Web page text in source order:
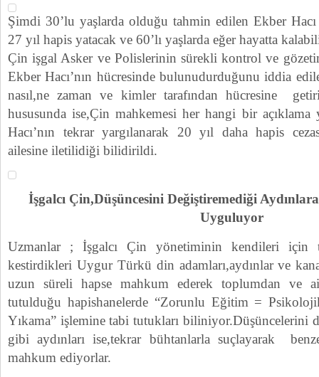
Şimdi 30’lu yaşlarda olduğu tahmin edilen Ekber
27 yıl hapis yatacak ve 60’lı yaşlarda eğer hayatta
Çin işgal Asker ve Polislerinin sürekli kontrol ve
Ekber Hacı’nın hücresinde bulunudurduğunu iddia
nasıl,ne zaman ve kimler tarafından hücresine
hususunda ise,Çin mahkemesi her hangi bir açıklama
Hacı’nın tekrar yargılanarak 20 yıl daha hapis
ailesine iletilidiği bilidirildi.
İşgalcı Çin,Düşüncesini Değiştiremediği
Uyguluyor
Uzmanlar ; İşgalcı Çin yönetiminin kendileri için
kestirdikleri Uygur Türkü din adamları,aydınlar ve
uzun süreli hapse mahkum ederek toplumdan ve
tutulduğu hapishanelerde “Zorunlu Eğitim =
Yıkama” işlemine tabi tutukları biliniyor.Düşüncelerini
gibi aydınları ise,tekrar bühtanlarla suçlayarak
mahkum ediyorlar.